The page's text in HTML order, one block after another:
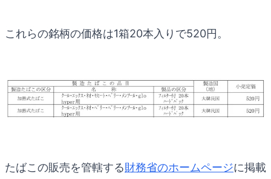
これらの銘柄の価格は1箱20本入りで520円。
たばこの販売を管轄する財務省のホームページに掲載